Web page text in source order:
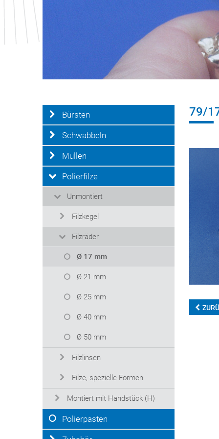
Bürsten
Schwabbeln
Mullen
Polierfilze
Unmontiert
Filzkegel
Filzräder
Ø 17 mm
Ø 21 mm
Ø 25 mm
Ø 40 mm
Ø 50 mm
Filzlinsen
Filze, spezielle Formen
Montiert mit Handstück (H)
Polierpasten
79/